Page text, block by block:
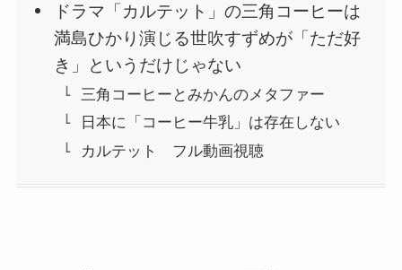
ドラマ「カルテット」の三角コーヒーは
満島ひかり演じる世吹すずめが「ただ好
き」というだけじゃない
三角コーヒーとみかんのメタファー
日本に「コーヒー牛乳」は存在しない
カルテット フル動画視聴